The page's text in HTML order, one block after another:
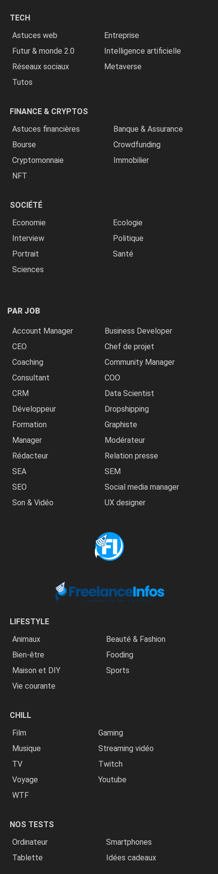
TECH
Astuces web
Entreprise
Futur & monde 2.0
Intelligence artificielle
Réseaux sociaux
Metaverse
Tutos
FINANCE & CRYPTOS
Astuces financières
Banque & Assurance
Bourse
Crowdfunding
Cryptomonnaie
Immobilier
NFT
SOCIÉTÉ
Economie
Ecologie
Interview
Politique
Portrait
Santé
Sciences
PAR JOB
Account Manager
Business Developer
CEO
Chef de projet
Coaching
Community Manager
Consultant
COO
CRM
Data Scientist
Développeur
Dropshipping
Formation
Graphiste
Manager
Modérateur
Rédacteur
Relation presse
SEA
SEM
SEO
Social media manager
Son & Vidéo
UX designer
LIFESTYLE
Animaux
Beauté & Fashion
Bien-être
Fooding
Maison et DIY
Sports
Vie courante
CHILL
Film
Gaming
Musique
Streaming vidéo
TV
Twitch
Voyage
Youtube
WTF
NOS TESTS
Ordinateur
Smartphones
Tablette
Idées cadeaux